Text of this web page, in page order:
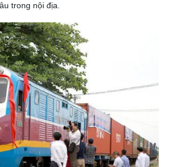
trong nội địa.